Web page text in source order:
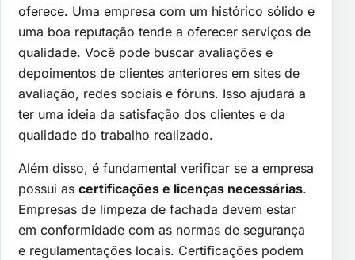
oferece. Uma empresa com um histórico sólido e
uma boa reputação tende a oferecer serviços de
qualidade. Você pode buscar avaliações e
depoimentos de clientes anteriores em sites de
avaliação, redes sociais e fóruns. Isso ajudará a
ter uma ideia da satisfação dos clientes e da
qualidade do trabalho realizado.
Além disso, é fundamental verificar se a empresa
possui as certificações e licenças necessárias.
Empresas de limpeza de fachada devem estar
em conformidade com as normas de segurança
e regulamentações locais. Certificações podem